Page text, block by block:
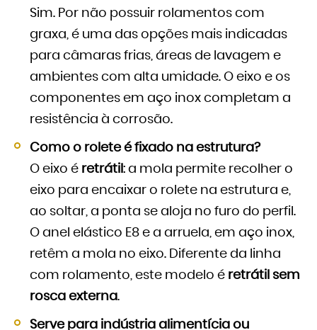
Sim. Por não possuir rolamentos com
graxa, é uma das opções mais indicadas
para câmaras frias, áreas de lavagem e
ambientes com alta umidade. O eixo e os
componentes em aço inox completam a
resistência à corrosão.
Como o rolete é fixado na estrutura?
O eixo é retrátil : a mola permite recolher o
eixo para encaixar o rolete na estrutura e,
ao soltar, a ponta se aloja no furo do perfil.
O anel elástico E8 e a arruela, em aço inox,
retêm a mola no eixo. Diferente da linha
com rolamento, este modelo é retrátil sem
rosca externa.
Serve para indústria alimentícia ou